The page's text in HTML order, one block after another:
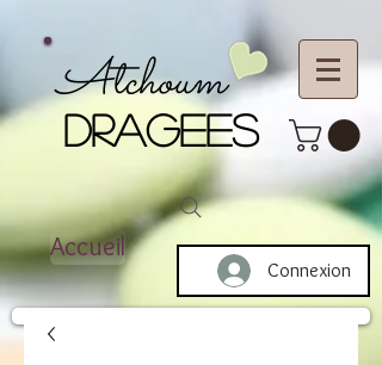
DRAGEES
Atchoum
Accueil
Connexion